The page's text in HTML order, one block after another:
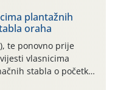
plantažnih
oraha
te ponovno prije
vlasnicima
stabla o početku
suzbijanja